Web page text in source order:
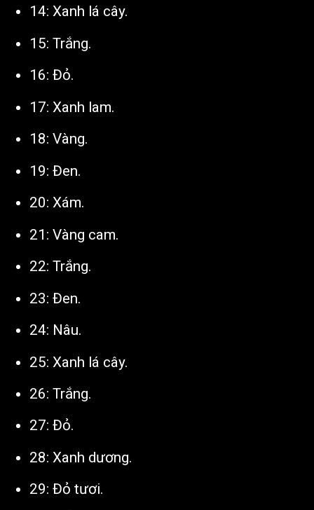
14: Xanh lá cây.
15: Trắng.
16: Đỏ.
17: Xanh lam.
18: Vàng.
19: Đen.
20: Xám.
21: Vàng cam.
22: Trắng.
23: Đen.
24: Nâu.
25: Xanh lá cây.
26: Trắng.
27: Đỏ.
28: Xanh dương.
29: Đỏ tươi.